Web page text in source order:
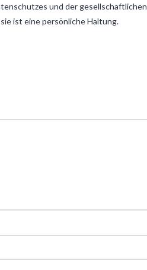
und der gesellschaftlichen
ist eine persönliche Haltung.